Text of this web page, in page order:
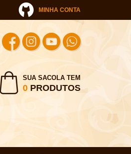
MINHA CONTA
SUA SACOLA TEM
0PRODUTOS